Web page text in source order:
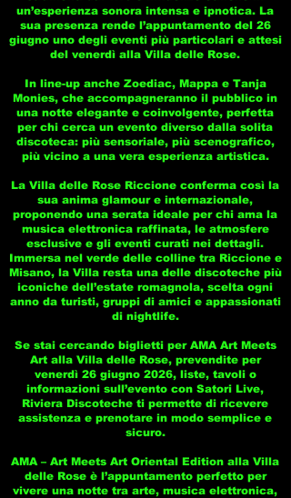
un’esperienza sonora intensa e ipnotica. La
sua presenza rende l’appuntamento del 26
giugno uno degli eventi più particolari e attesi
del venerdì alla Villa delle Rose.
In line-up anche Zoediac, Mappa e Tanja
Monies, che accompagneranno il pubblico in
una notte elegante e coinvolgente, perfetta
per chi cerca un evento diverso dalla solita
discoteca: più sensoriale, più scenografico,
più vicino a una vera esperienza artistica.
La Villa delle Rose Riccione conferma così la
sua anima glamour e internazionale,
proponendo una serata ideale per chi ama la
musica elettronica raffinata, le atmosfere
esclusive e gli eventi curati nei dettagli.
Immersa nel verde delle colline tra Riccione e
Misano, la Villa resta una delle discoteche più
iconiche dell’estate romagnola, scelta ogni
anno da turisti, gruppi di amici e appassionati
di nightlife.
Se stai cercando biglietti per AMA Art Meets
Art alla Villa delle Rose, prevendite per
venerdì 26 giugno 2026, liste, tavoli o
informazioni sull’evento con Satori Live,
Riviera Discoteche ti permette di ricevere
assistenza e prenotare in modo semplice e
sicuro.
AMA – Art Meets Art Oriental Edition alla Villa
delle Rose è l’appuntamento perfetto per
vivere una notte tra arte, musica elettronica,